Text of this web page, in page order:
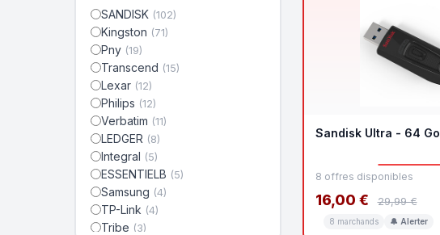
SANDISK (102)
Kingston (71)
Pny (19)
Transcend (15)
Lexar (12)
Philips (12)
Verbatim (11)
LEDGER (8)
Integral (5)
ESSENTIELB (5)
Samsung (4)
TP-Link (4)
Tribe (3)
Sandisk Ultra - 64 Go
8 offres disponibles
16,00 € 29,99 €
8 marchands 🔔 Alerter